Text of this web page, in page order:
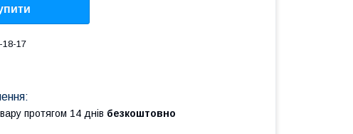
18-17
протягом 14 днів безкоштовно